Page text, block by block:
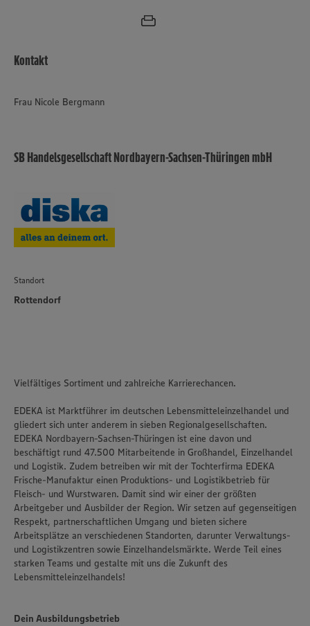
Kontakt
Frau Nicole Bergmann
SB Handelsgesellschaft Nordbayern-Sachsen-Thüringen mbH
Standort
Rottendorf
Vielfältiges Sortiment und zahlreiche Karrierechancen.
EDEKA ist Marktführer im deutschen Lebensmitteleinzelhandel und
gliedert sich unter anderem in sieben Regionalgesellschaften.
EDEKA Nordbayern-Sachsen-Thüringen ist eine davon und
beschäftigt rund 47.500 Mitarbeitende in Großhandel, Einzelhandel
und Logistik. Zudem betreiben wir mit der Tochterfirma EDEKA
Frische-Manufaktur einen Produktions- und Logistikbetrieb für
Fleisch- und Wurstwaren. Damit sind wir einer der größten
Arbeitgeber und Ausbilder der Region. Wir setzen auf gegenseitigen
Respekt, partnerschaftlichen Umgang und bieten sichere
Arbeitsplätze an verschiedenen Standorten, darunter Verwaltungs-
und Logistikzentren sowie Einzelhandelsmärkte. Werde Teil eines
starken Teams und gestalte mit uns die Zukunft des
Lebensmitteleinzelhandels!
Dein Ausbildungsbetrieb